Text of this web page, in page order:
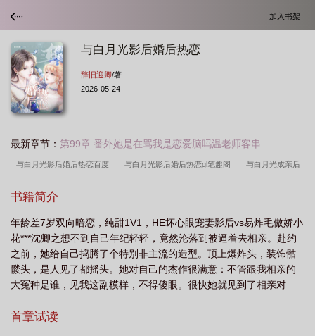
加入书架
与白月光影后婚后热恋
辞旧迎卿/著
2026-05-24
最新章节： 第99章 番外她是在骂我是恋爱脑吗温老师客串
与白月光影后婚后热恋百度 与白月光影后婚后热恋gl笔趣阁 与白月光成亲后
影后婚后热恋gl
婚后热恋 辞旧迎卿 与白月光影后婚后热恋广播剧 白月光影后婚后热恋
TXT 与白月光影后婚后热恋txt 与白月光影后婚后热恋免费阅读
书籍简介
年龄差7岁双向暗恋，纯甜1V1，HE坏心眼宠妻影后vs易炸毛傲娇小
花***沈卿之想不到自己年纪轻轻，竟然沦落到被逼着去相亲。赴约
之前，她给自己捣腾了个特别非主流的造型。顶上爆炸头，装饰骷
髅头，是人见了都摇头。她对自己的杰作很满意：不管跟我相亲的
大冤种是谁，见我这副模样，不得傻眼。很快她就见到了相亲对
后，沈卿之年少时倾慕的白月光，此时正坐在包厢的卡座上，笑容
首章试读